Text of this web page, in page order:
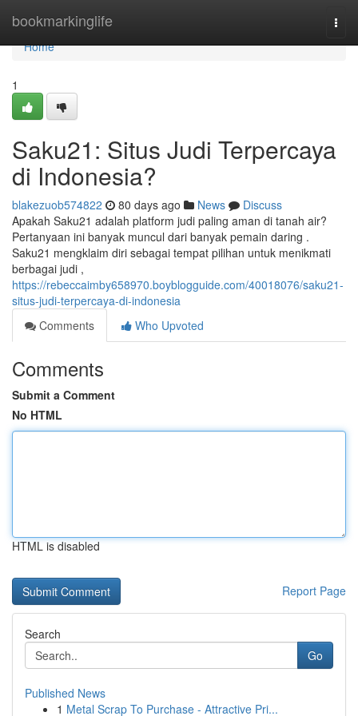
bookmarkinglife
Home
Home
1
Saku21: Situs Judi Terpercaya
di Indonesia?
blakezuob574822 80 days ago News
Discuss
Apakah Saku21 adalah platform judi paling aman di tanah air?
Pertanyaan ini banyak muncul dari banyak pemain daring .
Saku21 mengklaim diri sebagai tempat pilihan untuk menikmati
berbagai judi ,
https://rebeccaimby658970.boyblogguide.com/40018076/saku21-
situs-judi-terpercaya-di-indonesia
Comments
Who Upvoted
Comments
Submit a Comment
No HTML
HTML is disabled
Report Page
Search
Go
Published News
1 Metal Scrap To Purchase - Attractive Pri...